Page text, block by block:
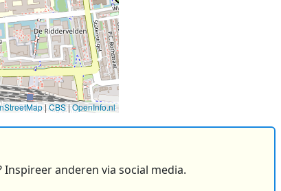
|CBS|OpenInfo.nl
anderen via social media.